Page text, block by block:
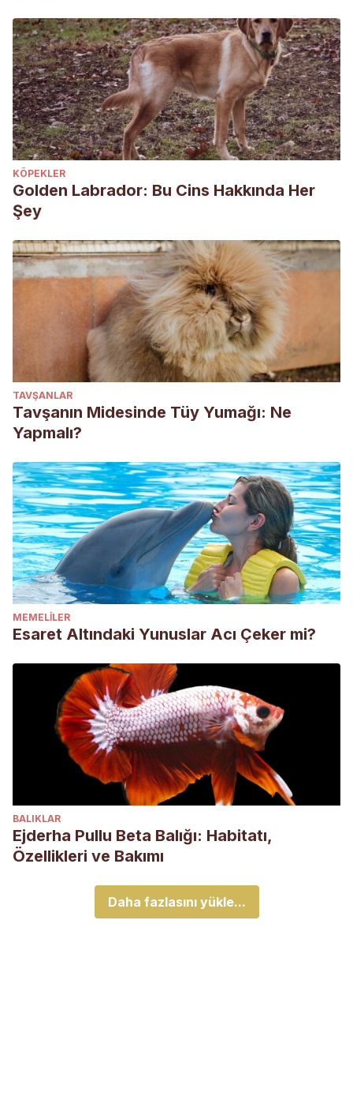
KÖPEKLER
Golden Labrador: Bu Cins Hakkında Her
Şey
TAVŞANLAR
Tavşanın Midesinde Tüy Yumağı: Ne
Yapmalı?
MEMELILER
Esaret Altındaki Yunuslar Acı Çeker mi?
BALIKLAR
Ejderha Pullu Beta Balığı: Habitatı,
Özellikleri ve Bakımı
Daha fazlasını yükle...